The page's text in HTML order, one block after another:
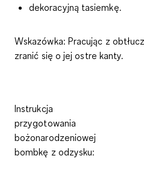
dekoracyjną tasiemkę.
Wskazówka: Pracując z
zranić się o jej ostre kanty.
Instrukcja
przygotowania
bożonarodzeniowej
bombkę z odzysku: